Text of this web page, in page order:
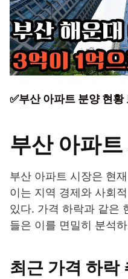
✅부산 아파트 분양 현황
부산 아파
부산 아파트 시장은 현
이는 지역 경제와 사회
있다. 가격 하락과 같은
들은 이를 면밀히 분석
최근 가격 하락